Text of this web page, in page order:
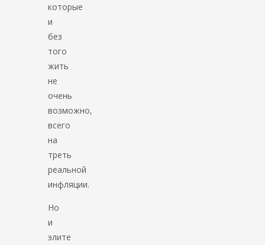
которые
и
без
того
жить
не
очень
возможно,
всего
на
треть
реальной
инфляции.
Но
и
элите